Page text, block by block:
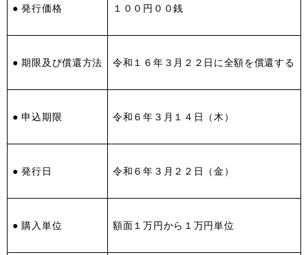
● 発行価格 １００円００銭
● 期限及び償還方法 令和１６年３月２２日に全額を償還する
● 申込期限 令和６年３月１４日（木）
● 発行日 令和６年３月２２日（金）
● 購入単位 額面１万円から１万円単位